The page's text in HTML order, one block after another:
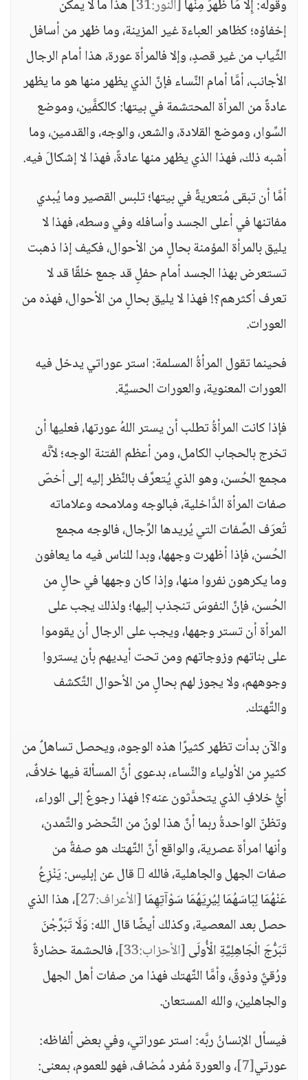
وقوله: إِلَّا مَا ظَهَرَ مِنْهَا[النور:31]
هذا ما لا يمكن
إخفاؤه؛ كظاهر العباءة غير المزينة، وما ظهر من أسافل
الثِّياب من غير قصدٍ، وإلا فالمرأة عورة، هذا أمام الرجال
الأجانب، أمَّا أمام النِّساء فإنَّ الذي يظهر منها هو ما يظهر
عادةً من المرأة المحتشمة في بيتها: كالكفَّين، وموضع
السِّوار، وموضع القلادة، والشعر، والوجه، والقدمين، وما
أشبه ذلك، فهذا الذي يظهر منها عادةً، فهذا لا إشكالَ فيه.
أمَّا أن تبقى مُتعريةً في بيتها؛ تلبس القصير وما يُبدي
مفاتنها في أعلى الجسد وأسافله وفي وسطه، فهذا لا
يليق بالمرأة المؤمنة بحالٍ من الأحوال، فكيف إذا ذهبت
تستعرض بهذا الجسد أمام حفلٍ قد جمع خلقًا قد لا
تعرف أكثرهم؟! فهذا لا يليق بحالٍ من الأحوال، فهذه من
العورات.
فحينما تقول المرأةُ المسلمة: استر عوراتي يدخل فيه
العورات المعنوية، والعورات الحسيَّة.
فإذا كانت المرأةُ تطلب أن يستر اللهُ عورتها، فعليها أن
تخرج بالحجاب الكامل، ومن أعظم الفتنة الوجه؛ لأنَّه
مجمع الحُسن، وهو الذي يُتعرَّف بالنَّظر إليه إلى أخصّ
صفات المرأة الدَّاخلية، فبالوجه وملامحه وعلاماته
تُعرَف الصِّفات التي يُريدها الرِّجال، فالوجه مجمع
الحُسن، فإذا أظهرت وجهها، وبدا للناس فيه ما يعافون
وما يكرهون نفروا منها، وإذا كان وجهها في حالٍ من
الحُسن، فإنَّ النفوسَ تنجذب إليها؛ ولذلك يجب على
المرأة أن تستر وجهها، ويجب على الرجال أن يقوموا
على بناتهم وزوجاتهم ومن تحت أيديهم بأن يستروا
وجوههم، ولا يجوز لهم بحالٍ من الأحوال التَّكشف
والتَّهتك.
والآن بدأت تظهر كثيرًا هذه الوجوه، ويحصل تساهلٌ من
كثيرٍ من الأولياء والنِّساء، بدعوى أنَّ المسألة فيها خلافٌ،
أيُّ خلافٍ الذي يتحدَّثون عنه؟! فهذا رجوعٌ إلى الوراء،
وتظنّ الواحدةُ ربما أنَّ هذا لونٌ من التَّحضر والتَّمدن،
وأنها امرأة عصرية، والواقع أنَّ التَّهتك هو صفةٌ من
صفات الجهل والجاهلية، فالله  قال عن إبليس: يَنْزِعُ
عَنْهُمَا لِبَاسَهُمَا لِيُرِيَهُمَا سَوْآتِهِمَا[الأعراف:27]
، هذا الذي
حصل بعد المعصية، وكذلك أيضًا قال الله: وَلَا تَبَرَّجْنَ
تَبَرُّجَ الْجَاهِلِيَّةِ الْأُولَى[الأحزاب:33]
، فالحشمة حضارةٌ
ورُقيٌّ وذوقٌ، وأمَّا التَّهتك فهذا من صفات أهل الجهل
والجاهلين، والله المستعان.
فيسأل الإنسانُ ربَّه: استر عوراتي، وفي بعض ألفاظه:
عورتي[7] ، والعورة مُفرد مُضاف، فهو للعموم، بمعنى: